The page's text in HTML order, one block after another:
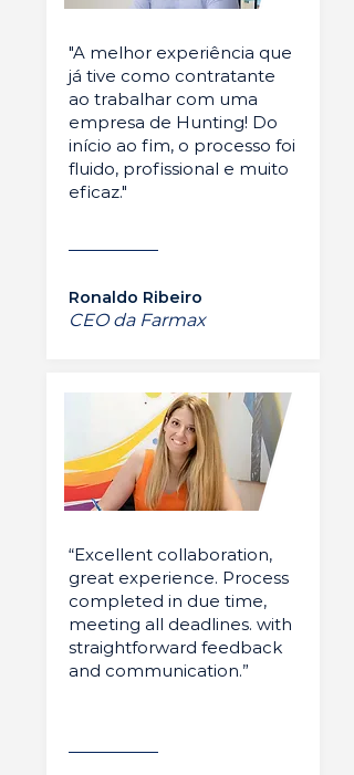
"A melhor experiência que
já tive como contratante
ao trabalhar com uma
empresa de Hunting! Do
início ao fim, o processo foi
fluido, profissional e muito
eficaz."
Ronaldo Ribeiro
CEO da Farmax
“Excellent collaboration,
great experience. Process
completed in due time,
meeting all deadlines. with
straightforward feedback
and communication.”